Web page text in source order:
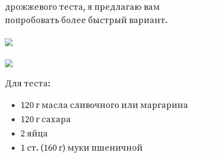
дрожжевого теста, я предлагаю вам
попробовать более быстрый вариант.
Для теста:
120 г масла сливочного или маргарина
120 г сахара
2 яйца
1 ст. (160 г) муки пшеничной